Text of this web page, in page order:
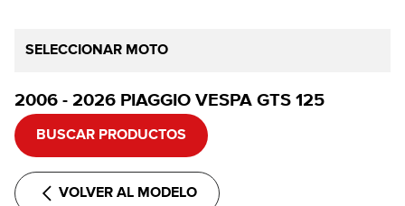
SELECCIONAR MOTO
2006 - 2026 PIAGGIO VESPA GTS 125
BUSCAR PRODUCTOS
VOLVER AL MODELO